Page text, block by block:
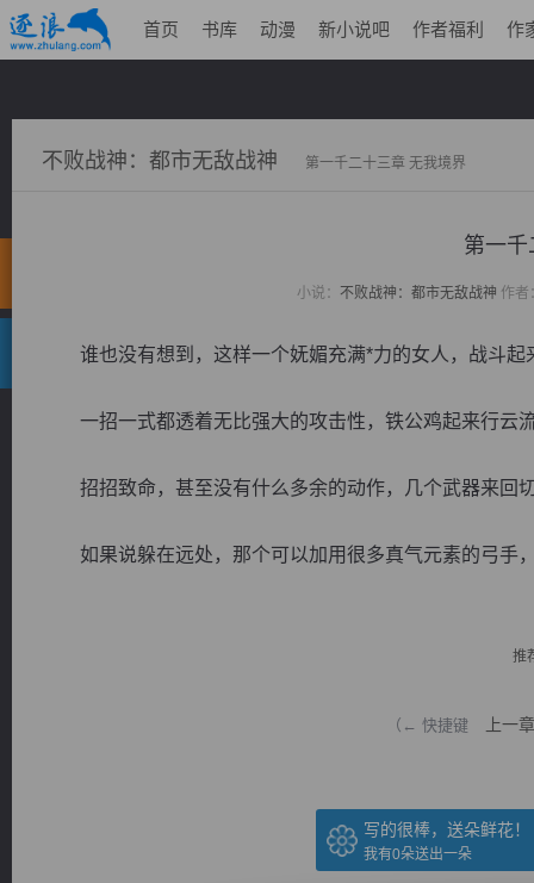
首页 书库 动漫 新小说吧 作者福利 作
不败战神：都市无敌战神 第一千二十三章 无我境界
第一千
小说： 不败战神：都市无敌战神 作者
谁也没有想到，这样一个妩媚充满*力的女人，战斗起
一招一式都透着无比强大的攻击性，铁公鸡起来行云
招招致命，甚至没有什么多余的动作，几个武器来回
如果说躲在远处，那个可以加用很多真气元素的弓手
推
（← 快捷键 上一章
写的很棒，送朵鲜花！
我有0朵送出一朵